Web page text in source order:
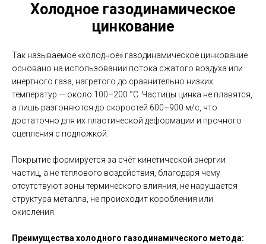
Холодное газодинамическое
цинкование
Так называемое «холодное» газодинамическое цинкование
основано на использовании потока сжатого воздуха или
инертного газа, нагретого до сравнительно низких
температур — около 100–200 °C. Частицы цинка не плавятся,
а лишь разгоняются до скоростей 600–900 м/с, что
достаточно для их пластической деформации и прочного
сцепления с подложкой.
Покрытие формируется за счёт кинетической энергии
частиц, а не теплового воздействия, благодаря чему
отсутствуют зоны термического влияния, не нарушается
структура металла, не происходит коробления или
окисления.
Преимущества холодного газодинамического метода: